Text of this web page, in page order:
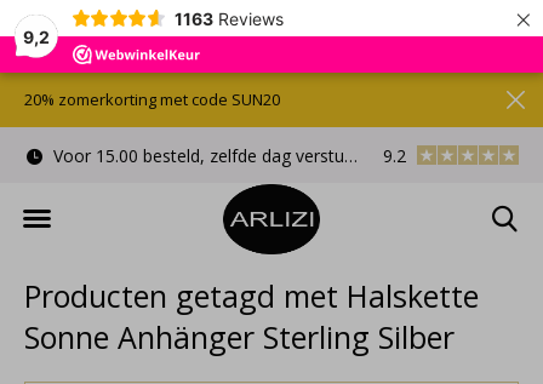
9,2
1163 Reviews ×
Voor 15.00 besteld, zelfde dag verstuurd Gratis
9.2
20% zomerkorting met code SUN20
Producten getagd met Halskette
Sonne Anhänger Sterling Silber